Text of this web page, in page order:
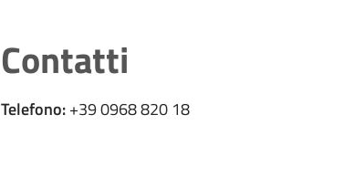
Contatti
Telefono:+39 0968 820 18